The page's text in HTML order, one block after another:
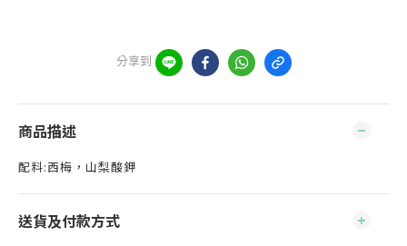
分享到
商品描述
配料:西梅，山梨酸鉀
送貨及付款方式